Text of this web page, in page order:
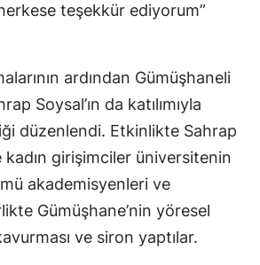
teşekkür ediyorum”
ardından Gümüşhaneli
Soysal’ın da katılımıyla
düzenlendi. Etkinlikte Sahrap
girişimciler üniversitenin
akademisyenleri ve
Gümüşhane’nin yöresel
ve siron yaptılar.